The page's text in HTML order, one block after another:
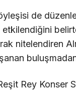
de
nitelendiren
Rey Konser